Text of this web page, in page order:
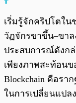
เริ่มรู้จักคริปโตใน
วัฏจักรขาขึ้น–ขาล
ประสบการณ์ดังกล่
เพียงภาพสะท้อน
Blockchain คือร
ในการเปลี่ยนแปล